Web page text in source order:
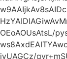
OEoAOUsAtsL/
jyUAGCz/